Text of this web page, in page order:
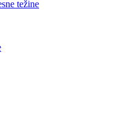
težine